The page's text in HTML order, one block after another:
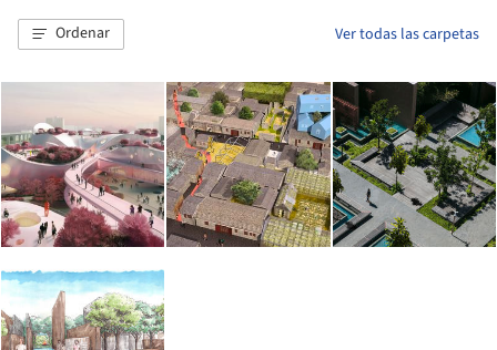
Ordenar Ver todas las carpetas